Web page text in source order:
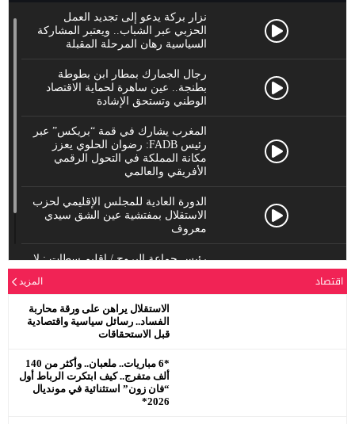
نزار بركة يدعو إلى تجديد العمل
الحزبي عبر الشباب.. ويعتبر المشاركة
السياسية رهان المرحلة المقبلة
رجال الجمارك بمطار ابن بطوطة
بطنجة.. عين ساهرة لحماية الاقتصاد
الوطني وتستحق الإشادة
المغرب يشارك في قمة “بريكس” عبر
رئيس FADB: رضوان الحلوي يعزز
مكانة المملكة في التحول الرقمي
الأفريقي والعالمي
الدورة العادية للمجلس الإقليمي لحزب
الاستقلال بمفتشية عين الشق سيدي
معروف
رئيس جماعة البروج / اقليم سطات : لا
يحترم جلالة الملك محمد السادس
اقتصاد المزيد
الاستقلال يراهن على ورقة محاربة
الفساد.. رسائل سياسية واقتصادية
قبل الاستحقاقات
*6 مباريات.. ملعبان.. وأكثر من 140
ألف متفرج.. كيف ابتكرت الرباط أول
“فان زون” استثنائية في مونديال
2026*